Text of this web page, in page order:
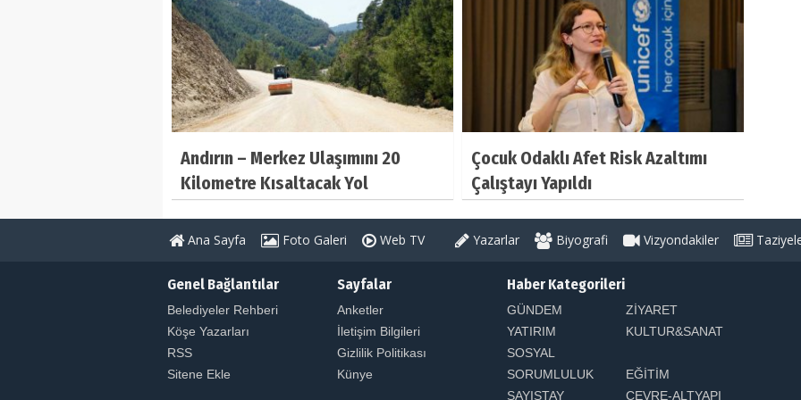
Andırın – Merkez Ulaşımını 20
Kilometre Kısaltacak Yol
Çocuk Odaklı Afet Risk Azaltımı
Çalıştayı Yapıldı
Ana Sayfa Foto Galeri Web TV Yazarlar Biyografi Vizyondakiler
Genel Bağlantılar
Belediyeler Rehberi
Köşe Yazarları
RSS
Sitene Ekle
Sayfalar
Anketler
İletişim Bilgileri
Gizlilik Politikası
Künye
Haber Kategorileri
GÜNDEM
ZİYARET
YATIRIM
KULTUR&SANAT
SOSYAL
SORUMLULUK
EĞİTİM
SAYIŞTAY
ÇEVRE-ALTYAPI